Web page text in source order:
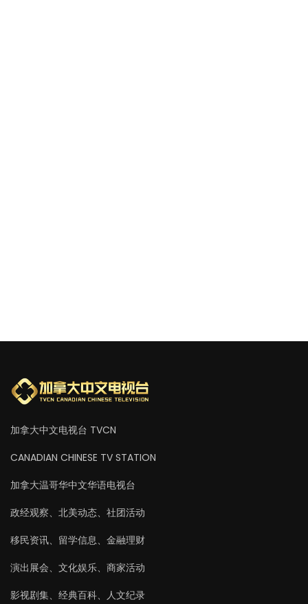
加拿大中文电视台 TVCN
CANADIAN CHINESE TV STATION
加拿大温哥华中文华语电视台
政经观察、北美动态、社团活动
移民资讯、留学信息、金融理财
演出展会、文化娱乐、商家活动
影视剧集、经典百科、人文纪录